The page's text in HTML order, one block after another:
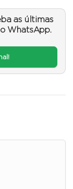
as últimas
WhatsApp.